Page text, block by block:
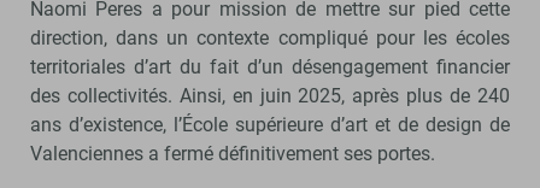
Naomi Peres a pour mission de mettre sur pied cette
direction, dans un contexte compliqué pour les écoles
territoriales d’art du fait d’un désengagement financier
des collectivités. Ainsi, en juin 2025, après plus de 240
ans d’existence, l’École supérieure d’art et de design de
Valenciennes a fermé définitivement ses portes.